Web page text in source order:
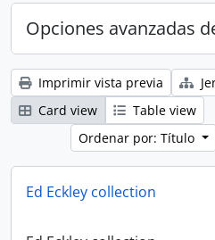
Opciones avanzadas
Imprimir vista previa
Card view
Table view
Ordenar por: Título
Ed Eckley collection